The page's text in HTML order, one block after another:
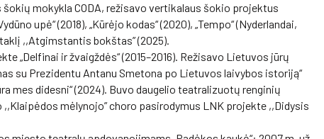
mokykla CODA, režisavo vertikalaus šokio projektus
upė“ (2018), „Kūrėjo kodas“ (2020), „Tempo“ (Nyderlandai,
,,Atgimstantis bokštas” (2025).
„Delfinai ir žvaigždės“ (2015–2016). Režisavo Lietuvos jūrų
su Prezidentu Antanu Smetona po Lietuvos laivybos istoriją“
mes didesni“ (2024). Buvo daugelio teatralizuotų renginių
mėlynojo” choro pasirodymus LNK projekte ,,Didysis